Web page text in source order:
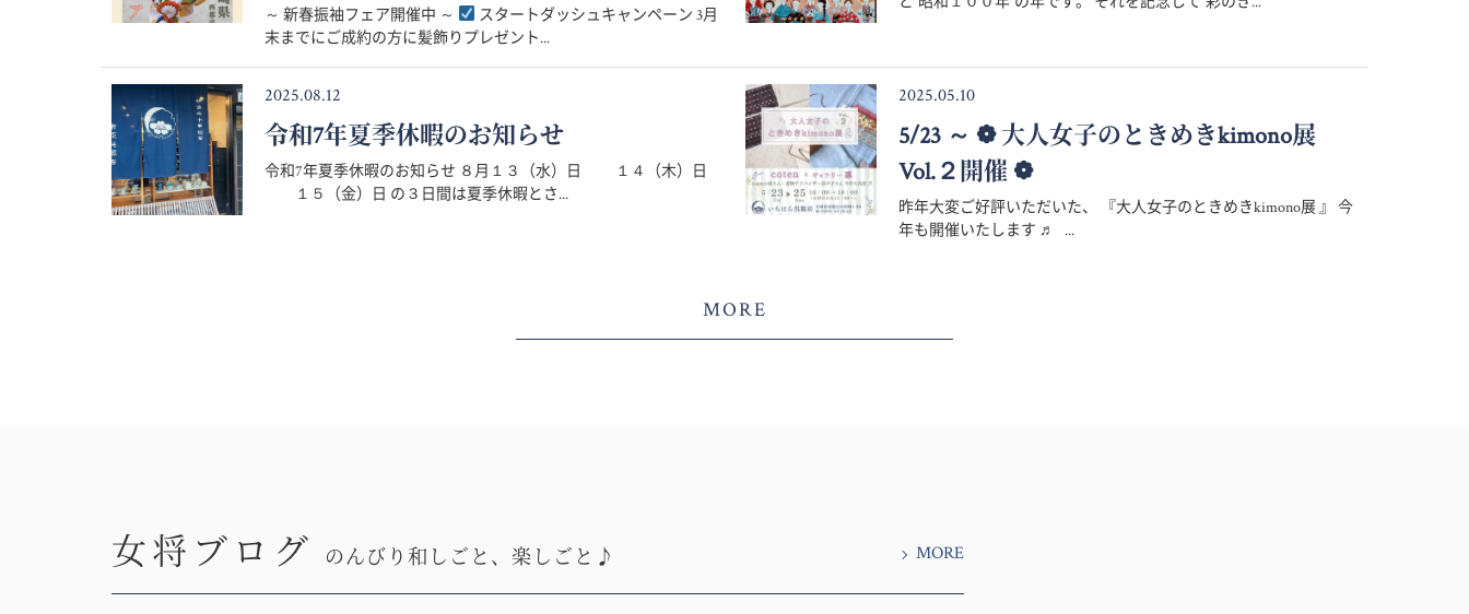
～ 新春振袖フェア開催中 ～
スタートダッシュキャンペーン 3月
末までにご成約の方に髪飾りプレゼント...
2025.08.12
令和7年夏季休暇のお知らせ
令和7年夏季休暇のお知らせ ８月１３（水）日 １４（木）日
１５（金）日 の３日間は夏季休暇とさ...
2025.05.10
5/23 ～ ❁ 大人女子のときめきkimono展
Vol.２開催 ❁
昨年大変ご好評いただいた、 『大人女子のときめきkimono展 』 今
年も開催いたします ♬ ...
MORE
女将ブログ のんびり和しごと、楽しごと♪ MORE